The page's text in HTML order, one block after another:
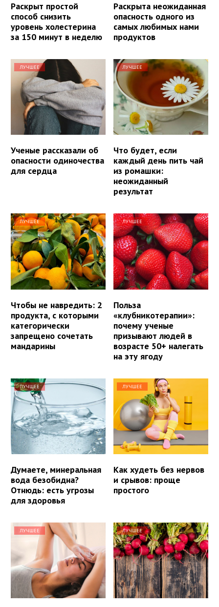
Раскрыт простой
способ снизить
уровень холестерина
за 150 минут в неделю
Раскрыта неожиданная
опасность одного из
самых любимых нами
продуктов
ЛУЧШЕЕ
Ученые рассказали об
опасности одиночества
для сердца
ЛУЧШЕЕ
Что будет, если
каждый день пить чай
из ромашки:
неожиданный
результат
ЛУЧШЕЕ
Чтобы не навредить: 2
продукта, с которыми
категорически
запрещено сочетать
мандарины
ЛУЧШЕЕ
Польза
«клубникотерапии»:
почему ученые
призывают людей в
возрасте 50+ налегать
на эту ягоду
ЛУЧШЕЕ
Думаете, минеральная
вода безобидна?
Отнюдь: есть угрозы
для здоровья
ЛУЧШЕЕ
Как худеть без нервов
и срывов: проще
простого
ЛУЧШЕЕ ЛУЧШЕЕ